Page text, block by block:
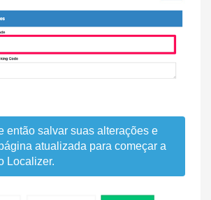
então salvar suas alterações e
atualizada para começar a
Localizer.